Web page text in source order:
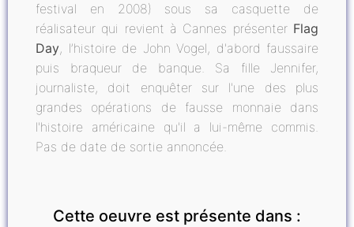
festival en 2008) sous sa casquette de
réalisateur qui revient à Cannes présenter Flag
Day, l’histoire de John Vogel, d'abord faussaire
puis braqueur de banque. Sa fille Jennifer,
journaliste, doit enquêter sur l'une des plus
grandes opérations de fausse monnaie dans
l'histoire américaine qu'il a lui-même commis.
Pas de date de sortie annoncée.
Cette oeuvre est présente dans :